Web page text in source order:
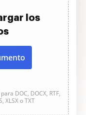
los
DOC, DOCX, RTF,
XLSX o TXT